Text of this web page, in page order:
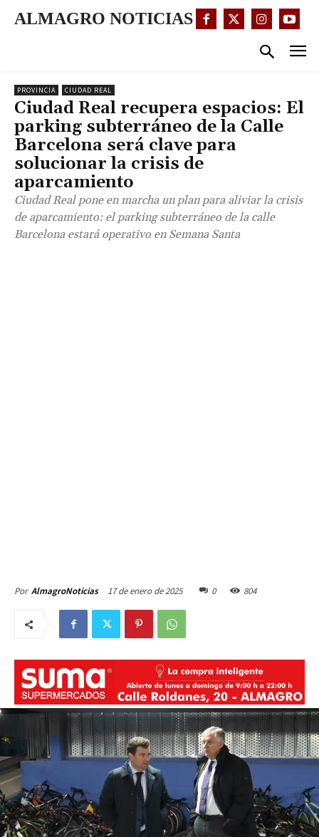
ALMAGRO NOTICIAS
PROVINCIA CIUDAD REAL
Ciudad Real recupera espacios: El
parking subterráneo de la Calle
Barcelona será clave para
solucionar la crisis de
aparcamiento
Ciudad Real pone en marcha un plan para aliviar la crisis
de aparcamiento: el parking subterráneo de la calle
Barcelona estará operativo en Semana Santa
Por AlmagroNoticias 17 de enero de 2025 0 804